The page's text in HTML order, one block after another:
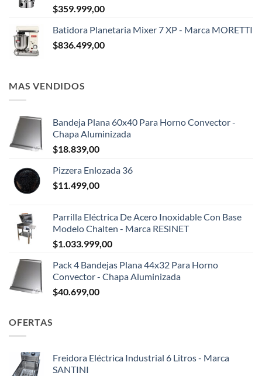
$359.999,00
Batidora Planetaria Mixer 7 XP - Marca MORETTI
$836.499,00
MAS VENDIDOS
Bandeja Plana 60x40 Para Horno Convector -
Chapa Aluminizada
$18.839,00
Pizzera Enlozada 36
$11.499,00
Parrilla Eléctrica De Acero Inoxidable Con Base
Modelo Chalten - Marca RESINET
$1.033.999,00
Pack 4 Bandejas Plana 44x32 Para Horno
Convector - Chapa Aluminizada
$40.699,00
OFERTAS
Freidora Eléctrica Industrial 6 Litros - Marca
SANTINI